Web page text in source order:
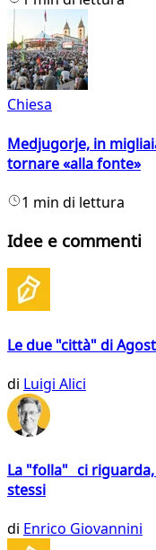
Chiesa
Medjugorje, in
tornare «alla fonte»
1 min di lettura
Idee e commenti
Le due "città" di
di Luigi Alici
La "folla" ci
stessi
di Enrico Giovannini